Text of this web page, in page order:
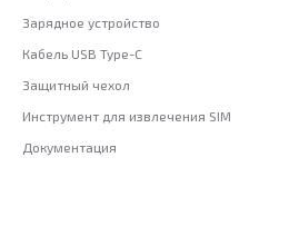
Зарядное устройство
Кабель USB Type-C
Защитный чехол
Инструмент для извлечения SIM
Документация